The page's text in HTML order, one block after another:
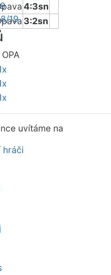
19
hráči
4:3sn
3:2sn
uvítáme na